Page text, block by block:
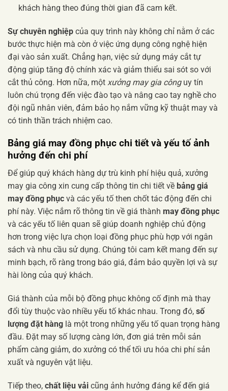
khách hàng theo đúng thời gian đã cam kết.
Sự chuyên nghiệp của quy trình này không chỉ nằm ở các
bước thực hiện mà còn ở việc ứng dụng công nghệ hiện
đại vào sản xuất. Chẳng hạn, việc sử dụng máy cắt tự
động giúp tăng độ chính xác và giảm thiểu sai sót so với
cắt thủ công. Hơn nữa, một xưởng may gia cônguy tín
luôn chú trọng đến việc đào tạo và nâng cao tay nghề cho
đội ngũ nhân viên, đảm bảo họ nắm vững kỹ thuật may và
có tinh thần trách nhiệm cao.
Bảng giá may đồng phục chi tiết và yếu tố ảnh
hưởng đến chi phí
Để giúp quý khách hàng dự trù kinh phí hiệu quả, xưởng
may gia công xin cung cấp thông tin chi tiết về bảng giá
may đồng phục và các yếu tố then chốt tác động đến chi
phí này. Việc nắm rõ thông tin về giá thành may đồng phục
và các yếu tố liên quan sẽ giúp doanh nghiệp chủ động
hơn trong việc lựa chọn loại đồng phục phù hợp với ngân
sách và nhu cầu sử dụng. Chúng tôi cam kết mang đến sự
minh bạch, rõ ràng trong báo giá, đảm bảo quyền lợi và sự
hài lòng của quý khách.
Giá thành của mỗi bộ đồng phục không cố định mà thay
đổi tùy thuộc vào nhiều yếu tố khác nhau. Trong đó, số
lượng đặt hàng là một trong những yếu tố quan trọng hàng
đầu. Đặt may số lượng càng lớn, đơn giá trên mỗi sản
phẩm càng giảm, do xưởng có thể tối ưu hóa chi phí sản
xuất và nguyên vật liệu.
Tiếp theo, chất liệu vải cũng ảnh hưởng đáng kể đến giá